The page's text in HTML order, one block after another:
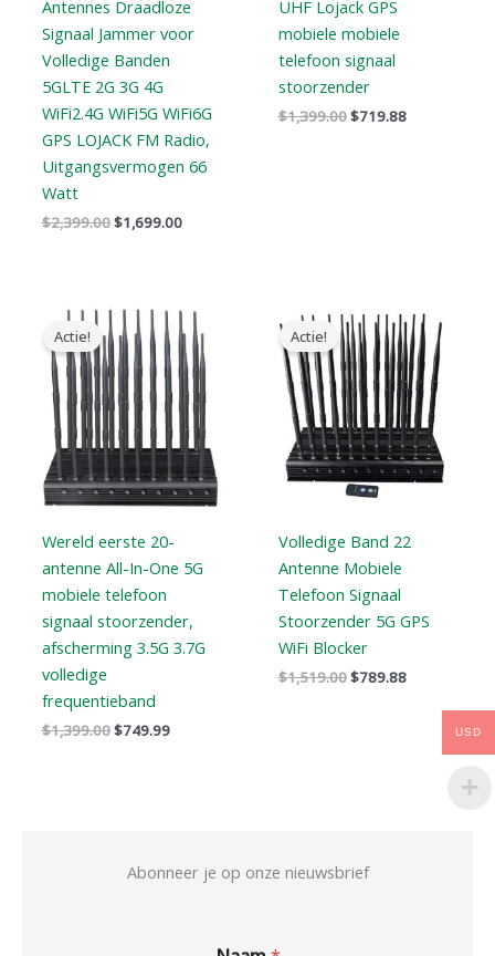
Antennes Draadloze
Signaal Jammer voor
Volledige Banden
5GLTE 2G 3G 4G
WiFi2.4G WiFi5G WiFi6G
GPS LOJACK FM Radio,
Uitgangsvermogen 66
Watt
$2,399.00$1,699.00
UHF Lojack GPS
mobiele mobiele
telefoon signaal
stoorzender
$1,399.00$719.88
Actie!
Wereld eerste 20-
antenne All-In-One 5G
mobiele telefoon
signaal stoorzender,
afscherming 3.5G 3.7G
volledige
frequentieband
$1,399.00
Oorspronkelijke
prijs
was:
$1,399.00.
$749.99
Huidige
prijs
is:
$749.99.
Actie!
Volledige Band 22
Antenne Mobiele
Telefoon Signaal
Stoorzender 5G GPS
WiFi Blocker
$1,519.00
prijs
was:
$1,519.00.
$789.88
prijs
is:
$789.88.
Abonneer je op onze nieuwsbrief
USD